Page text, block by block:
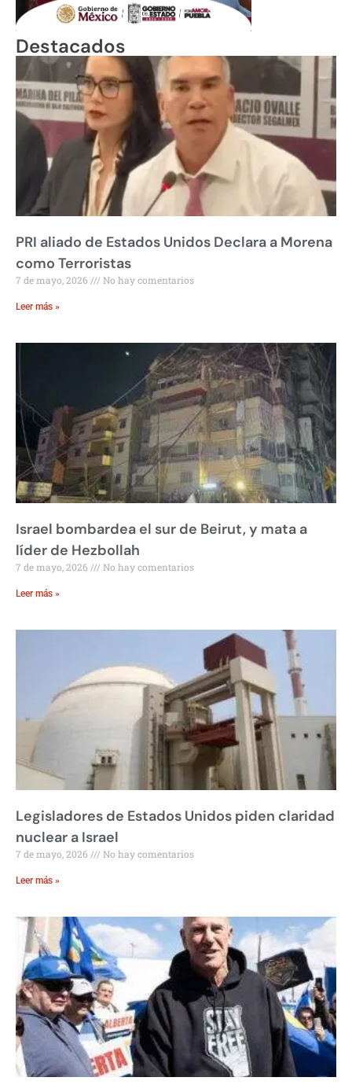
Destacados
PRI aliado de Estados Unidos Declara a Morena
como Terroristas
7 de mayo, 2026 No hay comentarios
Leer más »
Israel bombardea el sur de Beirut, y mata a
líder de Hezbollah
7 de mayo, 2026 No hay comentarios
Leer más »
Legisladores de Estados Unidos piden claridad
nuclear a Israel
7 de mayo, 2026 No hay comentarios
Leer más »